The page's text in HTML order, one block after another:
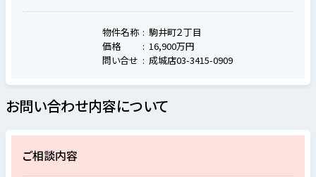
物件名称
駒井町２丁目
価格
16,900万円
問い合せ
成城店03-3415-0909
お問い合わせ内容について
ご相談内容